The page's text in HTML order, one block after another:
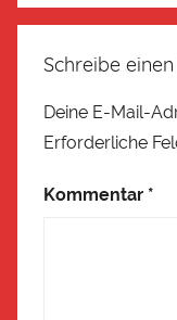
Schreibe
Deine E-Mail-
Erforderliche
Kommentar *